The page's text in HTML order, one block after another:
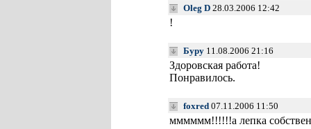
Oleg D 28.03.2006 12:42
!
Буру 11.08.2006 21:16
Здоровская работа!
Понравилось.
foxred 07.11.2006 11:50
мммммм!!!!!!а лепка